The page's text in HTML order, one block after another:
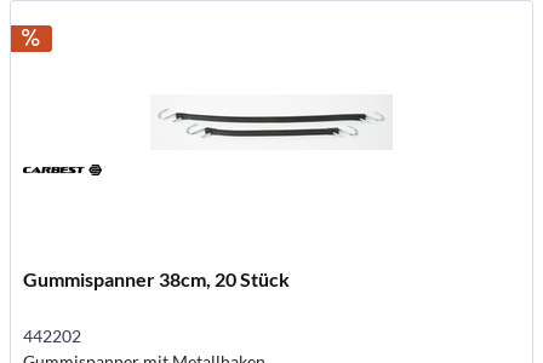
Gummispanner 38cm, 20 Stück
442202